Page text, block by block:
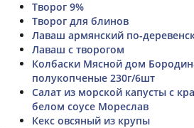
Творог 9%
Творог для блинов
Лаваш армянский по-
Лаваш с творогом
Колбаски Мясной дом
полукопченые 230г/6шт
Салат из морской капусты с
белом соусе Мореслав
Кекс овсяный из крупы